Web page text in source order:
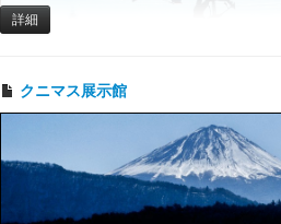
詳細
クニマス展示館